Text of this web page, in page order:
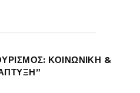
ΚΟΙΝΩΝΙΚΗ &